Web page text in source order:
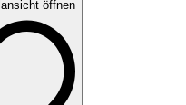
öffnen